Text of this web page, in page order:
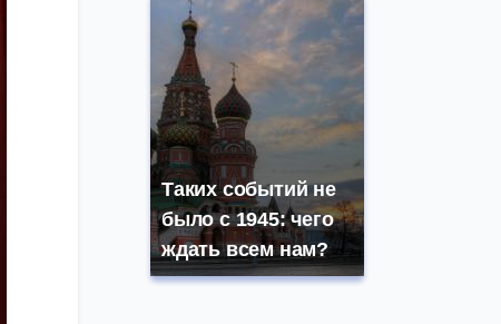
Таких событий не
было с 1945: чего
ждать всем нам?